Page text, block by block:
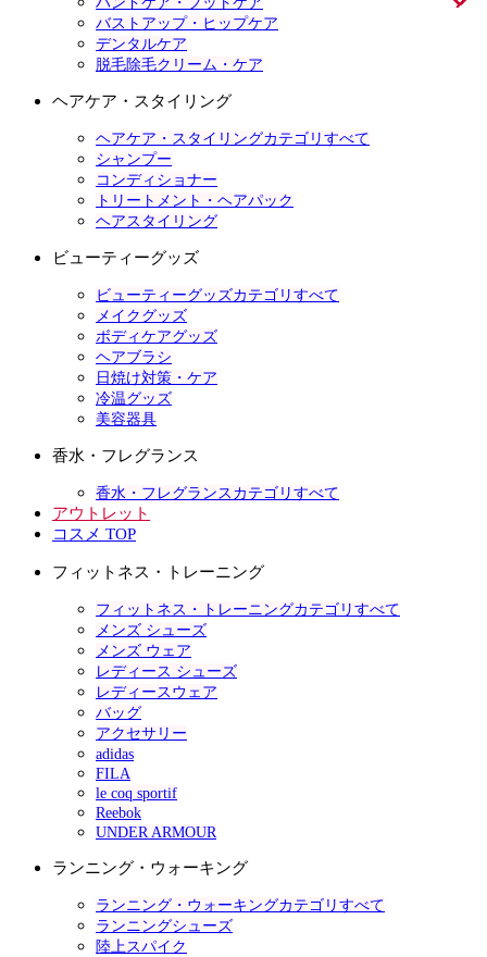
バストアップ・ヒップケア
デンタルケア
脱毛除毛クリーム・ケア
ヘアケア・スタイリング
ヘアケア・スタイリングカテゴリすべて
シャンプー
コンディショナー
トリートメント・ヘアパック
ヘアスタイリング
ビューティーグッズ
ビューティーグッズカテゴリすべて
メイクグッズ
ボディケアグッズ
ヘアブラシ
日焼け対策・ケア
冷温グッズ
美容器具
香水・フレグランス
香水・フレグランスカテゴリすべて
アウトレット
コスメ TOP
フィットネス・トレーニング
フィットネス・トレーニングカテゴリすべて
メンズ シューズ
メンズ ウェア
レディース シューズ
レディースウェア
バッグ
アクセサリー
adidas
FILA
le coq sportif
Reebok
UNDER ARMOUR
ランニング・ウォーキング
ランニング・ウォーキングカテゴリすべて
ランニングシューズ
陸上スパイク